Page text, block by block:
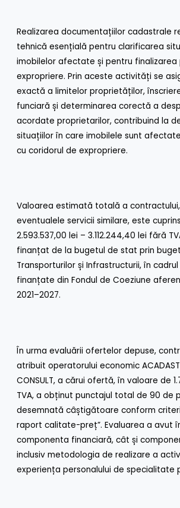
Realizarea documentațiilor cadastrale
tehnică esențială pentru clarificarea
imobilelor afectate și pentru finalizarea
expropriere. Prin aceste activități se
exactă a limitelor proprietăților,
funciară și determinarea corectă a
acordate proprietarilor, contribuind la
situațiilor în care imobilele sunt
cu coridorul de expropriere.
Valoarea estimată totală a
eventualele servicii similare, este
2.593.537,00 lei – 3.112.244,40 lei fără
finanțat de la bugetul de stat prin
Transporturilor și Infrastructurii, în
finanțate din Fondul de Coeziune
2021–2027.
În urma evaluării ofertelor depuse,
atribuit operatorului economic
CONSULT, a cărui ofertă, în valoare de
TVA, a obținut punctajul total de 90 de
desemnată câștigătoare conform
raport calitate-preț”. Evaluarea a avut
componenta financiară, cât și
inclusiv metodologia de realizare a
experiența personalului de specialitate